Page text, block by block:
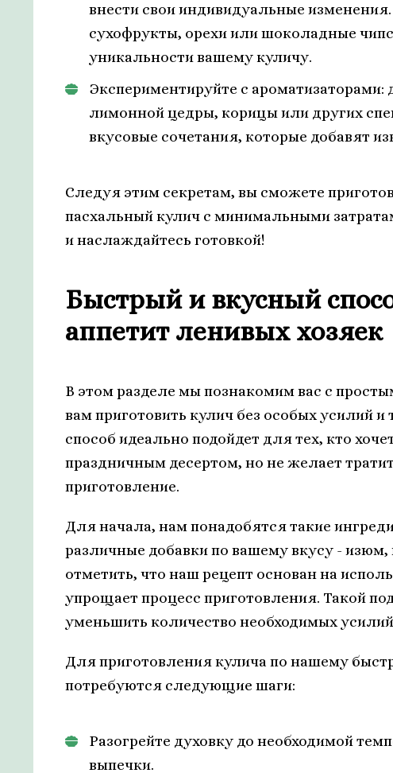
внести свои индивидуальные
сухофрукты, орехи или шоколадные
уникальности вашему куличу.
Экспериментируйте с ароматизаторами:
лимонной цедры, корицы или других
вкусовые сочетания, которые добавят
Следуя этим секретам, вы сможете
пасхальный кулич с минимальными
и наслаждайтесь готовкой!
Быстрый и вкусный
аппетит ленивых хозяек
В этом разделе мы познакомим вас с
вам приготовить кулич без особых усилий
способ идеально подойдет для тех, кто
праздничным десертом, но не желает
приготовление.
Для начала, нам понадобятся такие
различные добавки по вашему вкусу -
отметить, что наш рецепт основан на
упрощает процесс приготовления. Такой
уменьшить количество необходимых
Для приготовления кулича по нашему
потребуются следующие шаги:
Разогрейте духовку до необходимой
выпечки.